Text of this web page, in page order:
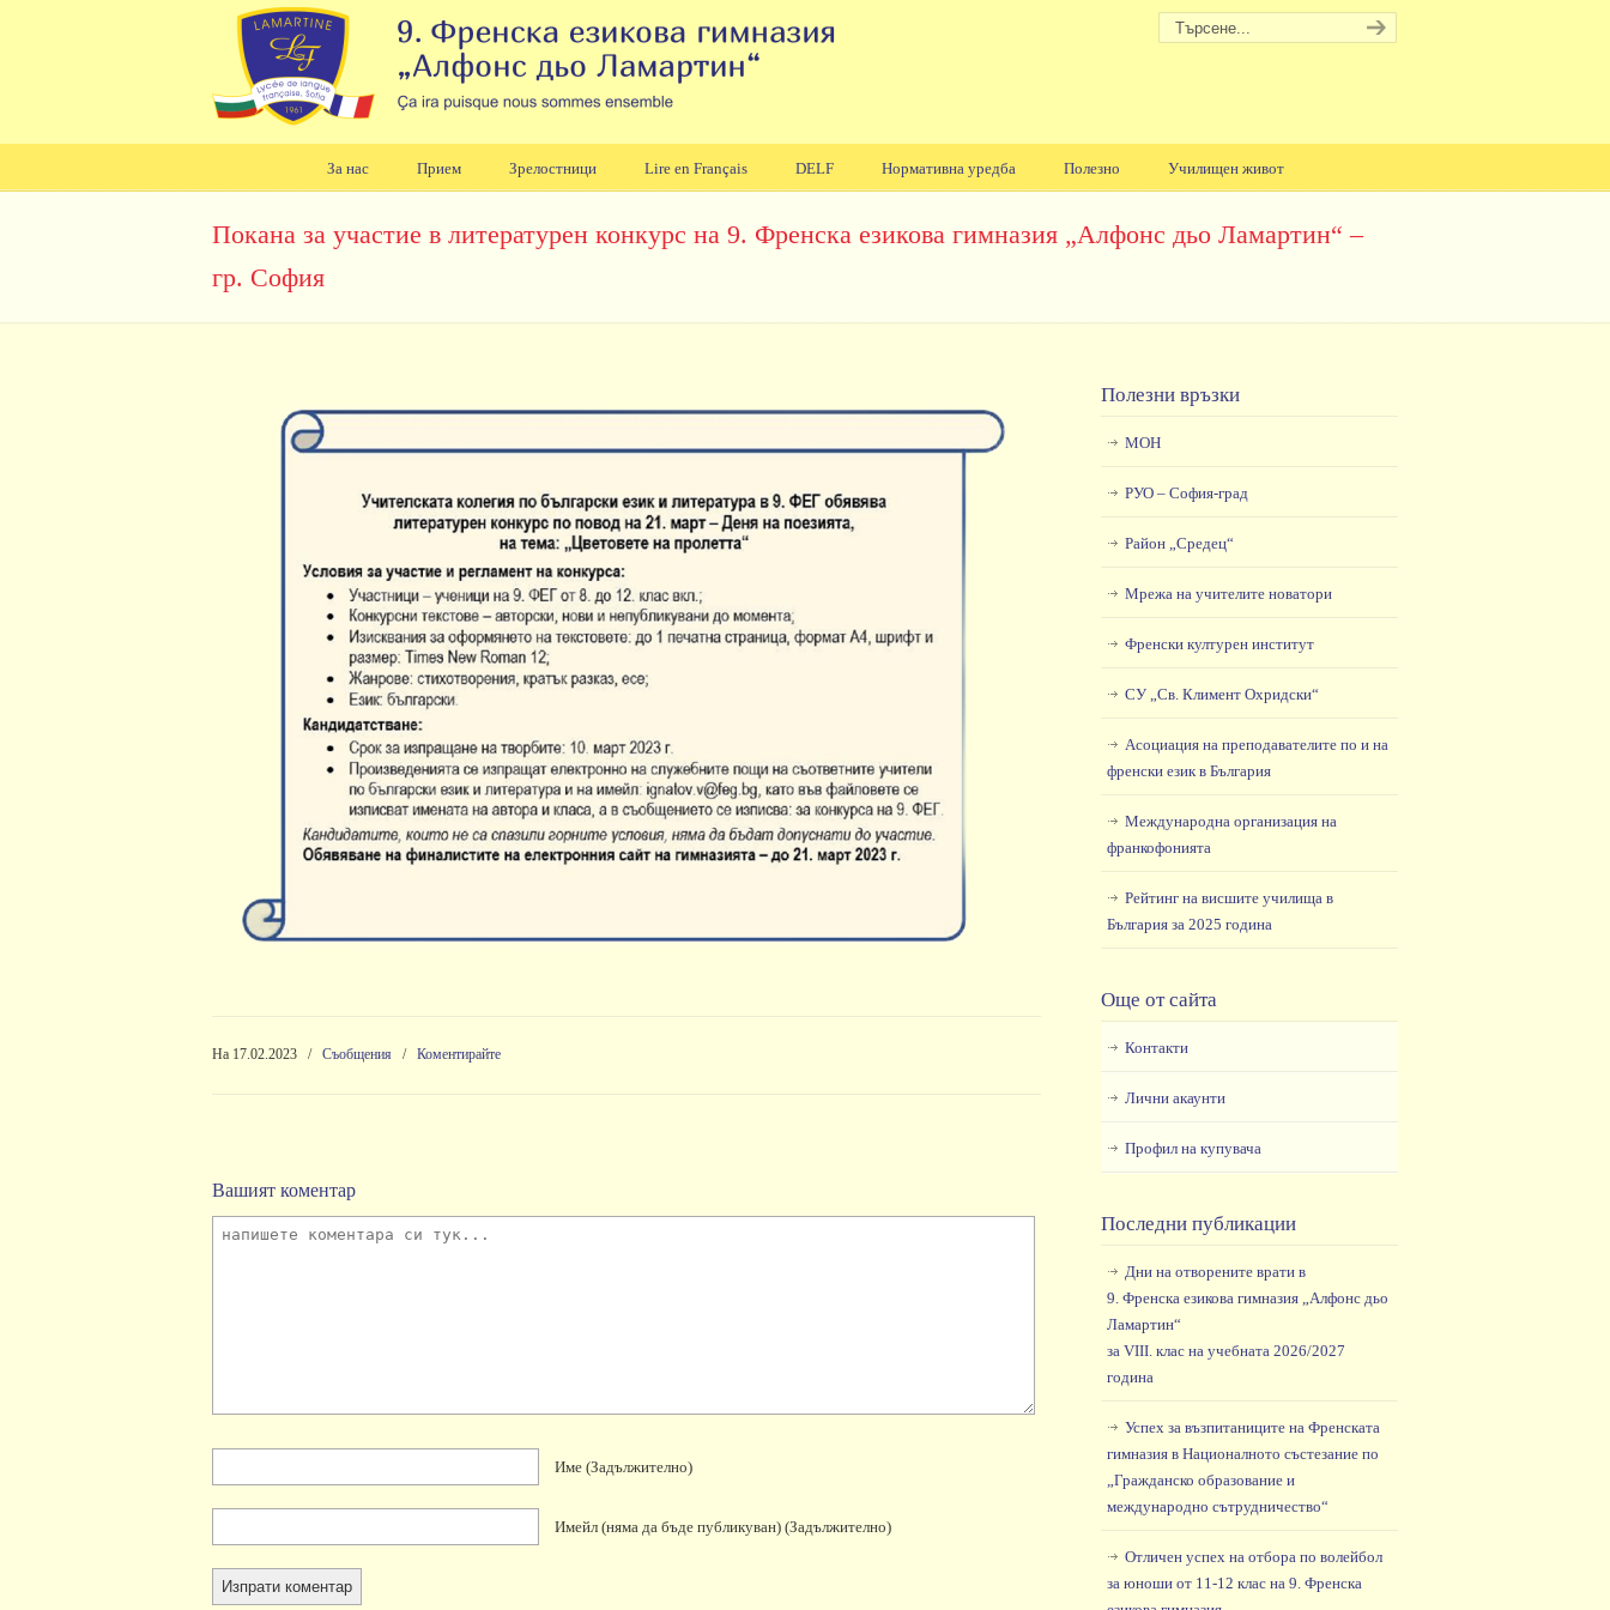
За нас Прием Зрелостници Lire en Français DELF Нормативна уредба Полезно Училищен живот
Навигация
Покана за участие в литературен конкурс на 9. Френска езикова гимназия „Алфонс дьо Ламартин“ –
гр. София
На 17.02.2023 / Съобщения / Коментирайте
Вашият коментар
Име (задължително)
Имейл (няма да бъде публикуван) (задължително)
Полезни връзки
МОН
РУО – София-град
Район „Средец“
Мрежа на учителите новатори
Френски културен институт
СУ „Св. Климент Охридски“
Асоциация на преподавателите по и на
френски език в България
Международна организация на
франкофонията
Рейтинг на висшите училища в
България за 2025 година
Още от сайта
Контакти
Лични акаунти
Профил на купувача
Последни публикации
Дни на отворените врати в
9. Френска езикова гимназия „Алфонс дьо
Ламартин“
за VIII. клас на учебната 2026/2027
година
Успех за възпитаниците на Френската
гимназия в Националното състезание по
„Гражданско образование и
международно сътрудничество“
Отличен успех на отбора по волейбол
за юноши от 11-12 клас на 9. Френска